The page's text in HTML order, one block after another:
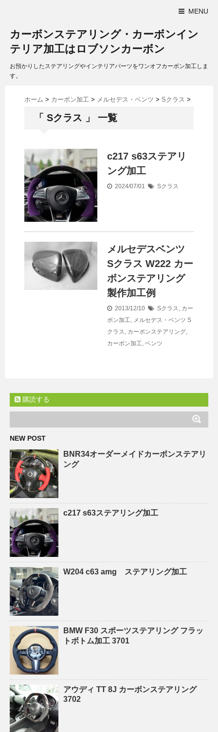
MENU
カーボンステアリング・カーボンイン
テリア加工はロブソンカーボン
お預かりしたステアリングやインテリアパーツをワンオフカーボン加工しま
す。
ホーム > カーボン加工 > メルセデス・ベンツ > Sクラス >
「 Sクラス 」 一覧
c217 s63ステアリ
ング加工
2024/07/01 Sクラス
メルセデスベンツ
Sクラス W222 カー
ボンステアリング
製作加工例
2013/12/10 Sクラス, カー
ボン加工, メルセデス・ベンツ S
クラス, カーボンステアリング,
カーボン加工, ベンツ
購読する
NEW POST
BNR34オーダーメイドカーボンステアリ
ング
c217 s63ステアリング加工
W204 c63 amg ステアリング加工
BMW F30 スポーツステアリング フラッ
トボトム加工 3701
アウディ TT 8J カーボンステアリング
3702